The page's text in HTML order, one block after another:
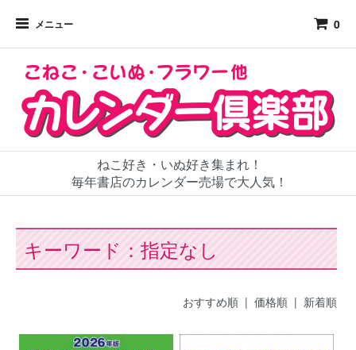
メニュー 0
ねこ好き・いぬ好き集まれ！
毎年書店のカレンダー売場で大人気！
キーワード：指定なし
おすすめ順| 価格順| 新着順